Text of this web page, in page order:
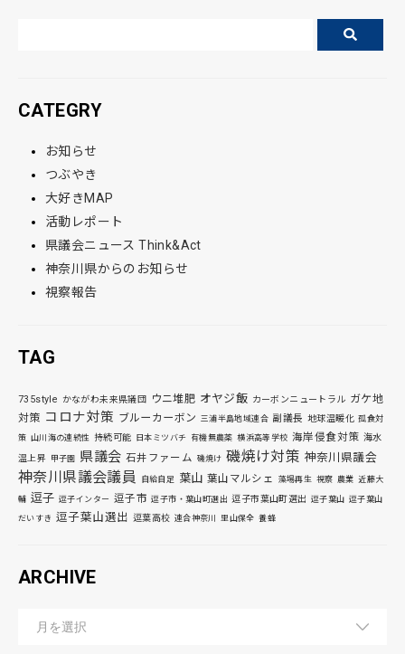
CATEGRY
お知らせ
つぶやき
大好きMAP
活動レポート
県議会ニュース Think&Act
神奈川県からのお知らせ
視察報告
TAG
735style かながわ未来県議団 ウニ堆肥 オヤジ飯 カーボンニュートラル ガケ地
対策 コロナ対策 ブルーカーボン 三浦半島地域連合 副議長 地球温暖化 孤食対
策 山川海の連続性 持続可能 日本ミツバチ 有機無農薬 横浜高等学校 海岸侵食対策 海水
温上昇 甲子園 県議会 石井ファーム 磯焼け 磯焼け対策 神奈川県議会
神奈川県議会議員 自給自足 葉山 葉山マルシェ 藻場再生 視察 農業 近藤大
輔 逗子 逗子インター 逗子市 逗子市・葉山町選出 逗子市葉山町選出 逗子葉山 逗子葉山
だいすき 逗子葉山選出 逗葉高校 連合神奈川 里山保全 養蜂
ARCHIVE